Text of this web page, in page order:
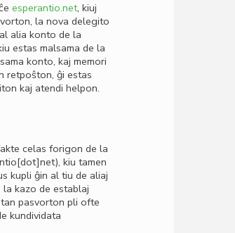
esperantio.net, kiuj
la nova delegito
alia konto de la
estas malsama de la
konto, kaj memori
retpoŝton, ĝi estas
kaj atendi helpon.
celas forigon de la
, kiu tamen
kupli ĝin al tiu de aliaj
kazo de establaj
pasvorton pli ofte
kundividata